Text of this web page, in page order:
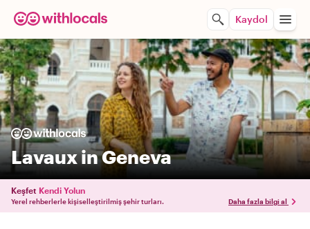
Kaydol
Lavaux in Geneva
Keşfet Kendi Yolun
Yerel rehberlerle kişiselleştirilmiş şehir turları. Daha fazla bilgi al